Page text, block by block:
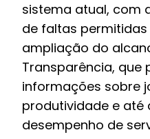
sistema atual, com
de faltas
ampliação do
Transparência, que
informações sobre
produtividade e até
desempenho de